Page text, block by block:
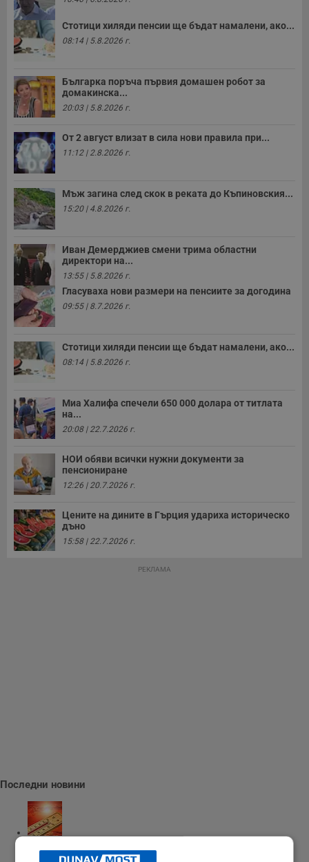
Стотици хиляди пенсии ще бъдат намалени, ако...
08:14 | 5.8.2026 г.
Българка поръча първия домашен робот за
домакинска...
20:03 | 5.8.2026 г.
От 2 август влизат в сила нови правила при...
11:12 | 2.8.2026 г.
Мъж загина след скок в реката до Къпиновския...
15:20 | 4.8.2026 г.
Иван Демерджиев смени трима областни
директори на...
13:55 | 5.8.2026 г.
Гласуваха нови размери на пенсиите за догодина
09:55 | 8.7.2026 г.
Стотици хиляди пенсии ще бъдат намалени, ако...
08:14 | 5.8.2026 г.
Миа Халифа спечели 650 000 долара от титлата
на...
20:08 | 22.7.2026 г.
НОИ обяви всички нужни документи за
пенсиониране
12:26 | 20.7.2026 г.
Цените на дините в Гърция удариха историческо
дъно
15:58 | 22.7.2026 г.
РЕКЛАМА
Последни новини
Измериха рекордна температура от 41 градуса в Будапеща